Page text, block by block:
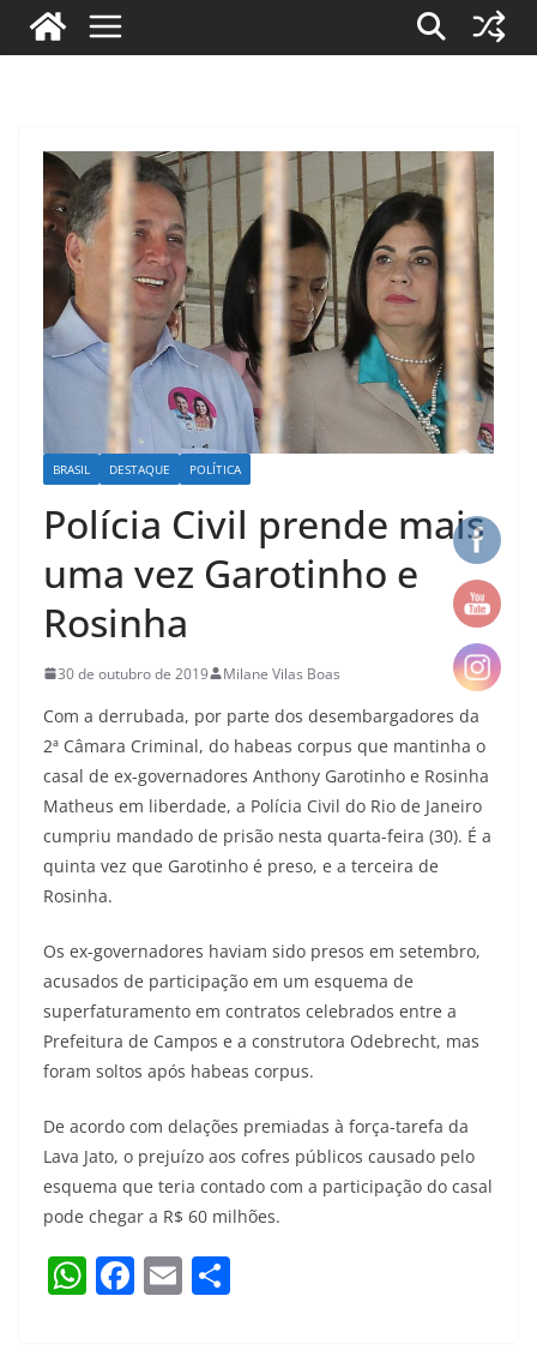
BRASIL DESTAQUE POLÍTICA
Polícia Civil prende mais
uma vez Garotinho e
Rosinha
30 de outubro de 2019 Milane Vilas Boas
Com a derrubada, por parte dos desembargadores da
2ª Câmara Criminal, do habeas corpus que mantinha o
casal de ex-governadores Anthony Garotinho e Rosinha
Matheus em liberdade, a Polícia Civil do Rio de Janeiro
cumpriu mandado de prisão nesta quarta-feira (30). É a
quinta vez que Garotinho é preso, e a terceira de
Rosinha.
Os ex-governadores haviam sido presos em setembro,
acusados de participação em um esquema de
superfaturamento em contratos celebrados entre a
Prefeitura de Campos e a construtora Odebrecht, mas
foram soltos após habeas corpus.
De acordo com delações premiadas à força-tarefa da
Lava Jato, o prejuízo aos cofres públicos causado pelo
esquema que teria contado com a participação do casal
pode chegar a R$ 60 milhões.
W F E